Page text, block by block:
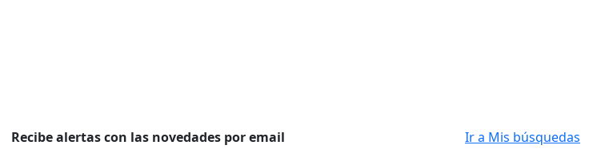
Recibe alertas con las novedades por email Ir a Mis búsquedas